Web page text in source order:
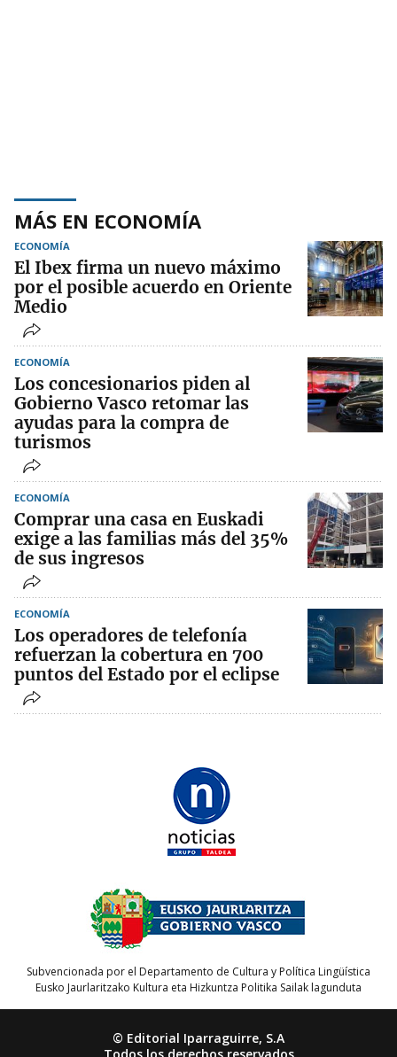
MÁS EN ECONOMÍA
ECONOMÍA
El Ibex firma un nuevo máximo
por el posible acuerdo en Oriente
Medio
ECONOMÍA
Los concesionarios piden al
Gobierno Vasco retomar las
ayudas para la compra de
turismos
ECONOMÍA
Comprar una casa en Euskadi
exige a las familias más del 35%
de sus ingresos
ECONOMÍA
Los operadores de telefonía
refuerzan la cobertura en 700
puntos del Estado por el eclipse
Subvencionada por el Departamento de Cultura y Política Lingüística
Eusko Jaurlaritzako Kultura eta Hizkuntza Politika Sailak lagunduta
© Editorial Iparraguirre, S.A